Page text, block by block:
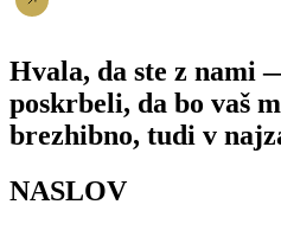
Hvala, da ste z nami
poskrbeli, da bo vaš
brezhibno, tudi v
NASLOV